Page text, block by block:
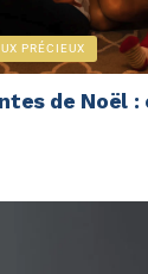
PRÉCIEUX
de Noël